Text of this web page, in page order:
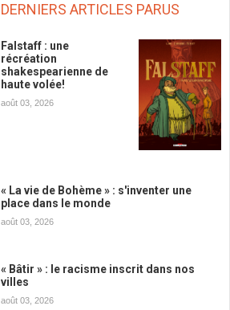
DERNIERS ARTICLES PARUS
Falstaff : une
récréation
shakespearienne de
haute volée!
août 03, 2026
« La vie de Bohème » : s'inventer une
place dans le monde
août 03, 2026
« Bâtir » : le racisme inscrit dans nos
villes
août 03, 2026